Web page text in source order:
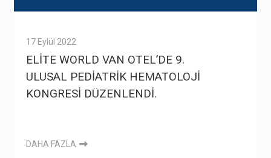
17 Eylül 2022
ELİTE WORLD VAN OTEL’DE 9.
ULUSAL PEDİATRİK HEMATOLOJİ
KONGRESİ DÜZENLENDİ.
DAHA FAZLA